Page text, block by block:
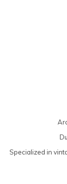
Specialized in